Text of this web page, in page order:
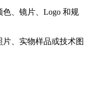
、镜片、Logo 和规
片、实物样品或技术图